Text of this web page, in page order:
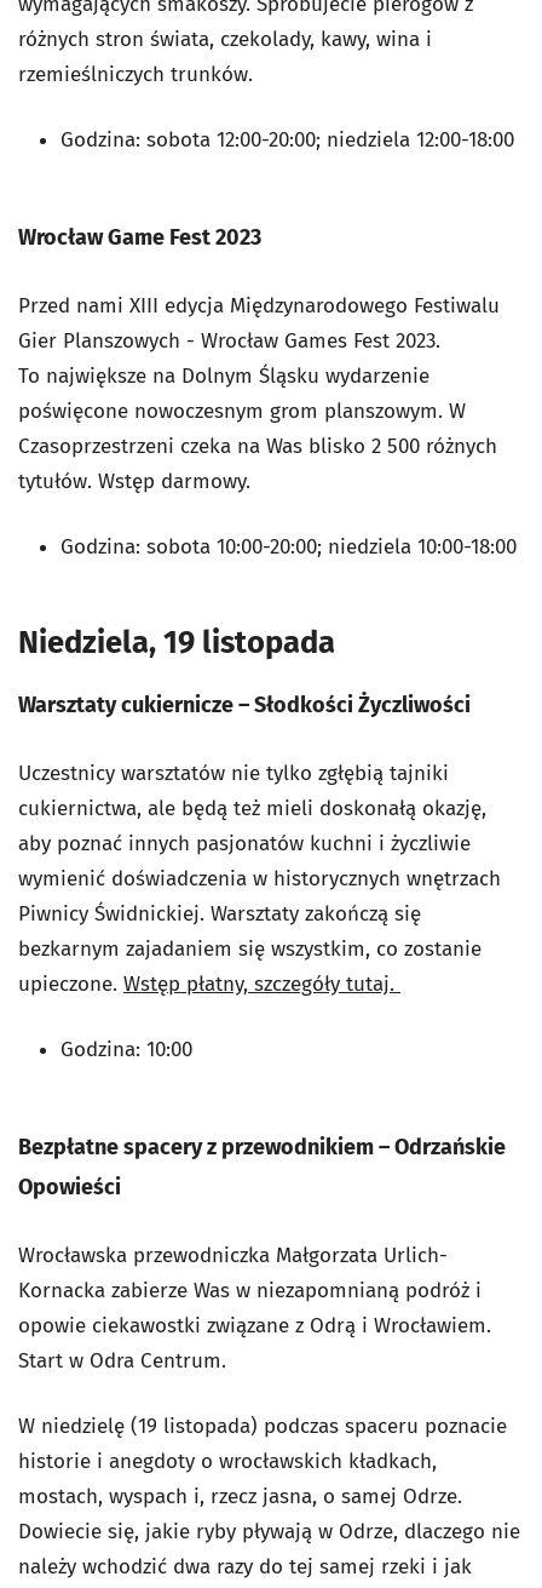
różnych stron świata, czekolady, kawy, wina i
rzemieślniczych trunków.
Godzina: sobota 12:00-20:00; niedziela 12:00-18:00
Wrocław Game Fest 2023
Przed nami XIII edycja Międzynarodowego Festiwalu
Gier Planszowych - Wrocław Games Fest 2023.
To największe na Dolnym Śląsku wydarzenie
poświęcone nowoczesnym grom planszowym. W
Czasoprzestrzeni czeka na Was blisko 2 500 różnych
tytułów. Wstęp darmowy.
Godzina: sobota 10:00-20:00; niedziela 10:00-18:00
Niedziela, 19 listopada
Warsztaty cukiernicze – Słodkości Życzliwości
Uczestnicy warsztatów nie tylko zgłębią tajniki
cukiernictwa, ale będą też mieli doskonałą okazję,
aby poznać innych pasjonatów kuchni i życzliwie
wymienić doświadczenia w historycznych wnętrzach
Piwnicy Świdnickiej. Warsztaty zakończą się
bezkarnym zajadaniem się wszystkim, co zostanie
upieczone. Wstęp płatny, szczegóły tutaj.
Godzina: 10:00
Bezpłatne spacery z przewodnikiem – Odrzańskie
Opowieści
Wrocławska przewodniczka Małgorzata Urlich-
Kornacka zabierze Was w niezapomnianą podróż i
opowie ciekawostki związane z Odrą i Wrocławiem.
Start w Odra Centrum.
W niedzielę (19 listopada) podczas spaceru poznacie
historie i anegdoty o wrocławskich kładkach,
mostach, wyspach i, rzecz jasna, o samej Odrze.
Dowiecie się, jakie ryby pływają w Odrze, dlaczego nie
należy wchodzić dwa razy do tej samej rzeki i jak